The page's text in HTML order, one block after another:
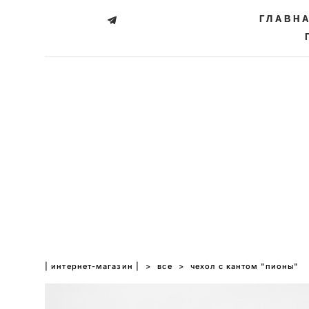
| интернет-магазин | > все > чехол с кантом "пионы"